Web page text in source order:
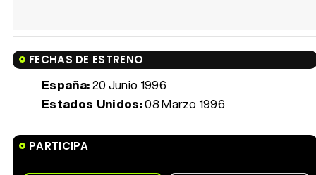
FECHAS DE ESTRENO
España:20 Junio 1996
Estados Unidos:08 Marzo 1996
PARTICIPA